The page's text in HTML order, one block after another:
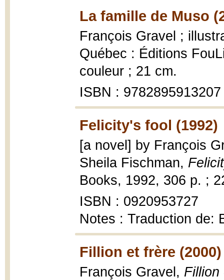
La famille de Muso
François Gravel ;
Québec : Éditions
couleur ; 21 cm.
ISBN : 9782895913207
Felicity's fool (1992)
[a novel] by François
Sheila Fischman,
Books, 1992, 306 p. ;
ISBN : 0920953727
Notes : Traduction de:
Fillion et frère (2000)
François Gravel, Fillion